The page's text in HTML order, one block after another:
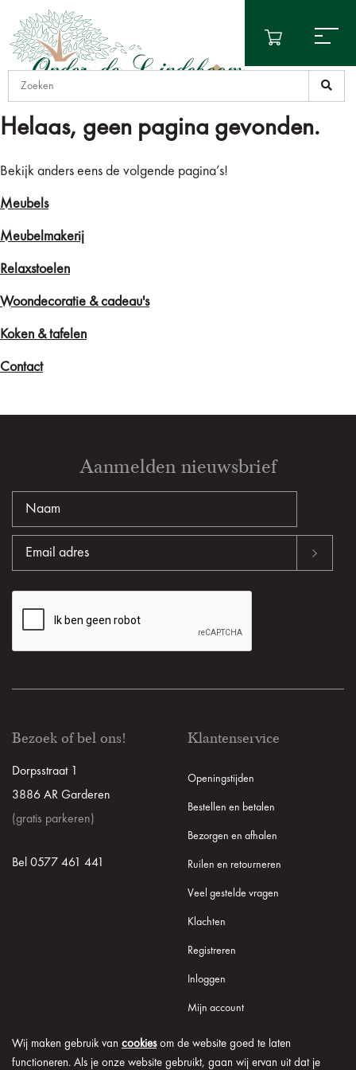
Wij maken gebruik van cookiesom de website goed te laten
functioneren. Als je onze website gebruikt, gaan wij ervan uit dat je
Helaas, geen pagina gevonden.
Bekijk anders eens de volgende pagina’s!
Meubels
Meubelmakerij
Relaxstoelen
Woondecoratie & cadeau's
Koken & tafelen
Contact
Aanmelden nieuwsbrief
Bezoek of bel ons!
Dorpsstraat 1
3886 AR Garderen
(gratis parkeren)
Bel 0577 461 441
Klantenservice
Openingstijden
Bestellen en betalen
Bezorgen en afhalen
Ruilen en retourneren
Veel gestelde vragen
Klachten
Registreren
Inloggen
Mijn account